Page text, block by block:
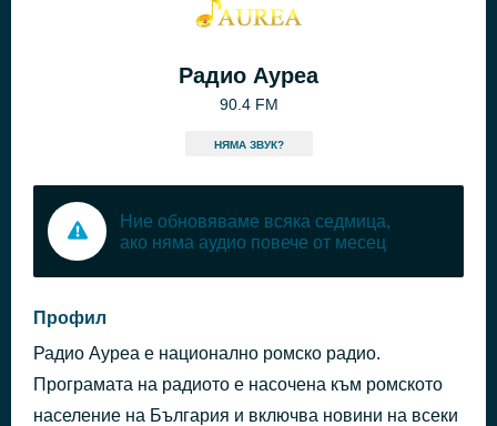
Радио Ауреа
90.4 FM
НЯМА ЗВУК?
Ние обновяваме всяка седмица,
ако няма аудио повече от месец
Профил
Радио Ауреа е национално ромско радио.
Програмата на радиото е насочена към ромското
население на България и включва новини на всеки